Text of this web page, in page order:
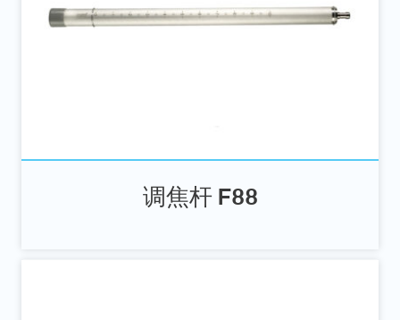
调焦杆 F88